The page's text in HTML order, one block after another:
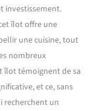
investissement.
îlot offre une
une cuisine, tout
nombreux
îlot témoignent de sa
et ce, sans
recherchent un